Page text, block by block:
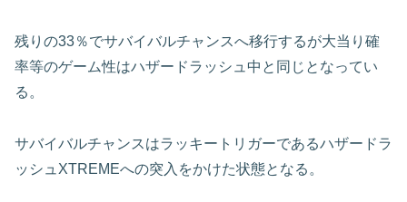
残りの33％でサバイバルチャンスへ移行するが大当り確
率等のゲーム性はハザードラッシュ中と同じとなってい
る。
サバイバルチャンスはラッキートリガーであるハザードラ
ッシュXTREMEへの突入をかけた状態となる。